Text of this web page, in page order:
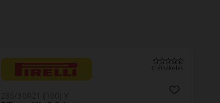
0 értékelés